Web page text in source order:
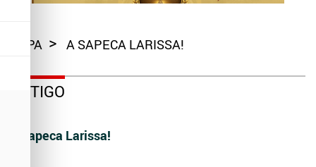
CAPA A SAPECA LARISSA!
ARTIGO
A sapeca Larissa!